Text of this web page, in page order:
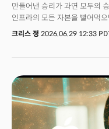
만들어낸 승리가 과연 모두의
인프라의 모든 자본을 빨어먹
있습니다. SK하이닉스와 삼성
CEO는 "수요를 공급이 언제
전례없는 전성시대가 2027년
역설적이게도 바로 그 전례없
청구서로 되돌아오고 있습니
하락을 근거로 AI 인프라 서사
크리스 정 2026.06.29 12:33